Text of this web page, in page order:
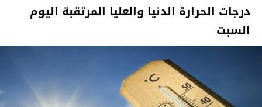
درجات الحرارة الدنيا والعليا المرتقبة اليوم
السبت